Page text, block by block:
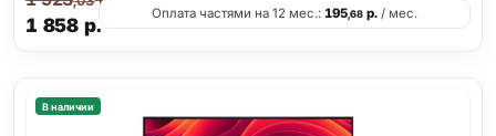
1 858 р.
Оплата частями на 12 мес.: 195,68 р. / мес.
В наличии